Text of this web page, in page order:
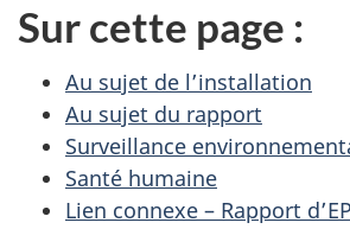
Sur cette page :
Au sujet de l’installation
Au sujet du rapport
Surveillance
Santé humaine
Lien connexe – Rapport